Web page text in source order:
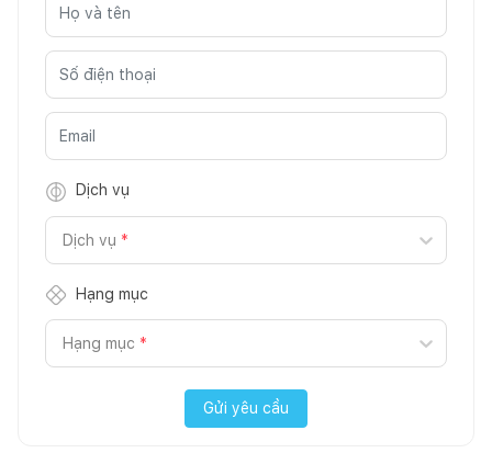
Dịch vụ
Dịch vụ *
Hạng mục
Hạng mục *
Gửi yêu cầu